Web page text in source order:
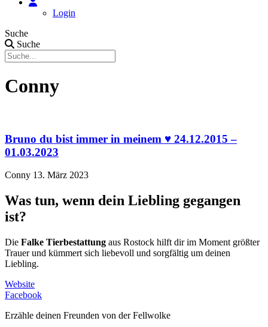
Login
Suche
Suche
Conny
Bruno du bist immer in meinem ♥️ 24.12.2015 –
01.03.2023
Conny 13. März 2023
Was tun, wenn dein Liebling gegangen
ist?
Die Falke Tierbestattung aus Rostock hilft dir im Moment größter
Trauer und kümmert sich liebevoll und sorgfältig um deinen
Liebling.
Website
Facebook
Erzähle deinen Freunden von der Fellwolke